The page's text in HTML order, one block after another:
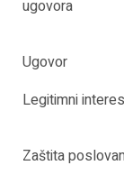
ugovora
Ugovor
Legitimni
Zaštita